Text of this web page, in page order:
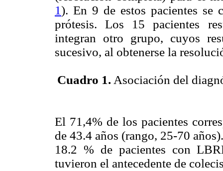
1). En 9 de estos pacientes se
prótesis. Los 15 pacientes
integran otro grupo, cuyos
sucesivo, al obtenerse la
Cuadro 1. Asociación del
El 71,4% de los pacientes
de 43.4 años (rango, 25-70
18.2 % de pacientes con
tuvieron el antecedente de